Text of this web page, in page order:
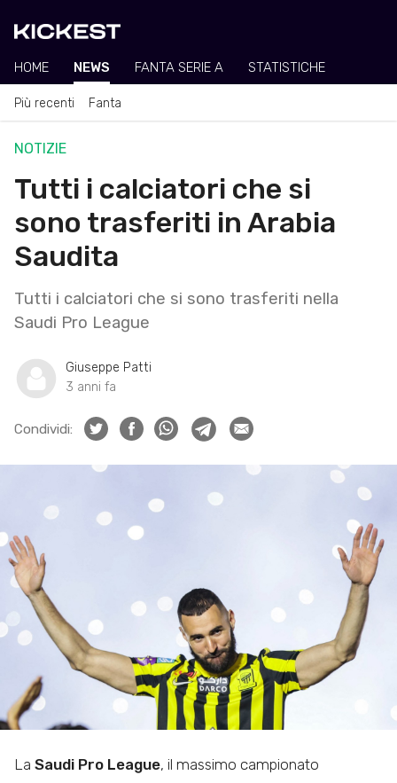
HOME NEWS FANTA SERIE A STATISTICHE
Più recenti Fanta
NOTIZIE
Tutti i calciatori che si
sono trasferiti in Arabia
Saudita
Tutti i calciatori che si sono trasferiti nella
Saudi Pro League
Giuseppe Patti
3 anni fa
Condividi:
La Saudi Pro League, il massimo campionato